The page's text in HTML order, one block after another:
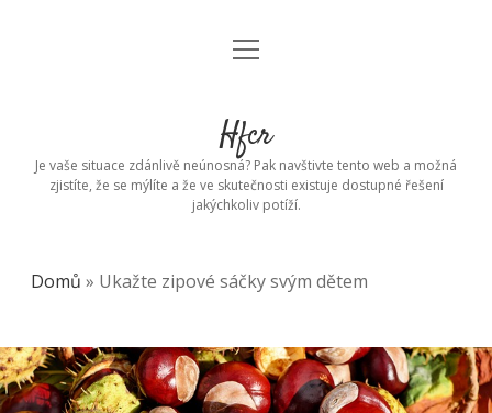
open
Hfcr
Je vaše situace zdánlivě neúnosná? Pak navštivte tento web a možná
zjistíte, že se mýlíte a že ve skutečnosti existuje dostupné řešení
jakýchkoliv potíží.
Domů » Ukažte zipové sáčky svým dětem